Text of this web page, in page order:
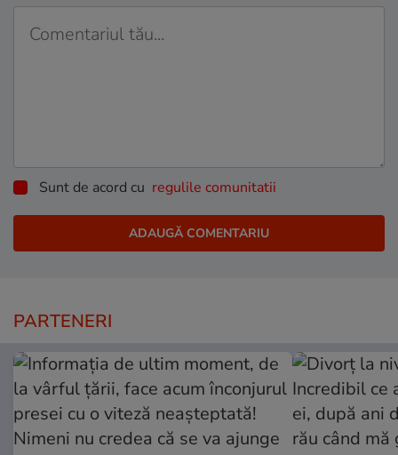
Sunt de acord cu regulile comunitatii
PARTENERI